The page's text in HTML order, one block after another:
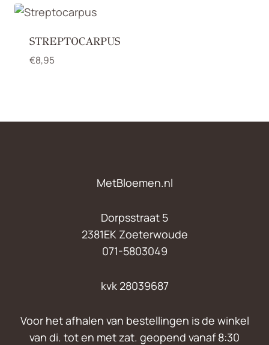
STREPTOCARPUS
€8,95
MetBloemen.nl
Dorpsstraat 5
2381EK Zoeterwoude
071-5803049
kvk 28039687
Voor het afhalen van bestellingen is de winkel
van di. tot en met zat. geopend vanaf 8:30